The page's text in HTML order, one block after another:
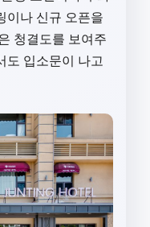
이나 신규 오픈을
청결도를 보여주
도 입소문이 나고